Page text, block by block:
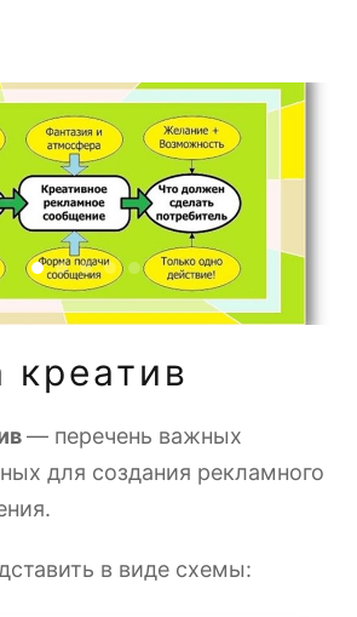
креатив
— перечень важных
для создания рекламного
в виде схемы: